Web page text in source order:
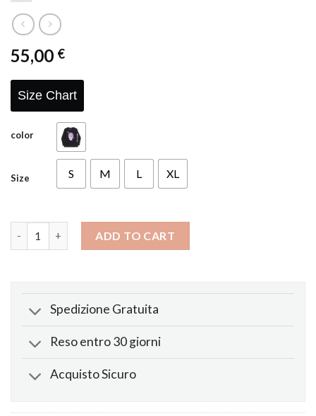
55,00 €
Size Chart
color
Size S M L XL
ADD TO CART
Spedizione Gratuita
Reso entro 30 giorni
Acquisto Sicuro